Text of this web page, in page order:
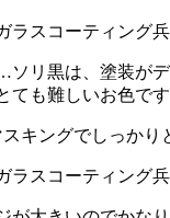
ソリ黒は、塗装が
ても難しいお色です
キングでしっかり